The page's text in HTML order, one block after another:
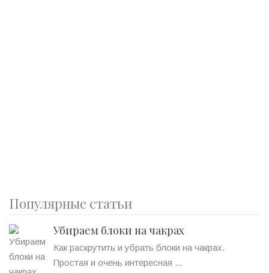
Популярные статьи
Убираем блоки на чакрах
Как раскрутить и убрать блоки на чакрах.
Простая и очень интересная ...